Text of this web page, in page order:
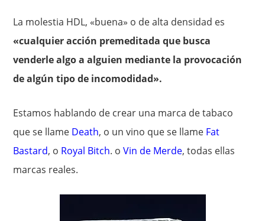
La molestia HDL, «buena» o de alta densidad es
«cualquier acción premeditada que busca
venderle algo a alguien mediante la provocación
de algún tipo de incomodidad».
Estamos hablando de crear una marca de tabaco
que se llame Death, o un vino que se llame Fat
Bastard, o Royal Bitch. oVin de Merde, todas ellas
marcas reales.